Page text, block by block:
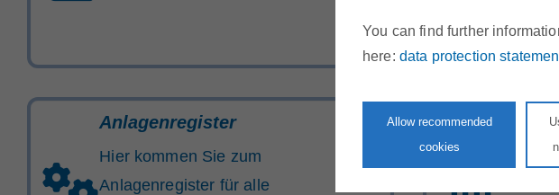
You can find further
here: data protection
Allow recommended
cookies
Anlagenregister
Hier kommen Sie zum
Anlagenregister für alle
Hier